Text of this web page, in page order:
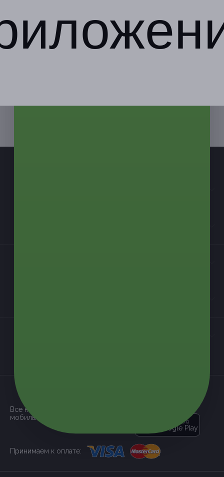
Все наши купоны доступны через
мобильное приложение:
загрузить в
Google Play
Принимаем к оплате: